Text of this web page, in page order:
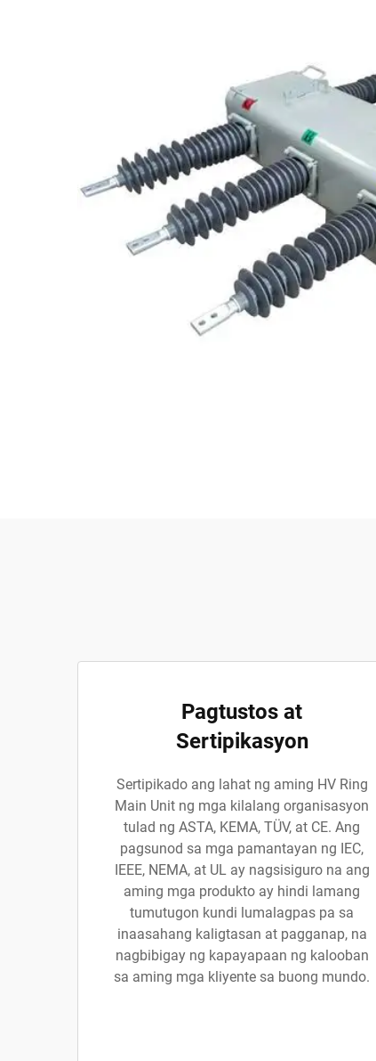
Pagtustos at
Sertipikasyon
Sertipikado ang lahat ng aming HV Ring
Main Unit ng mga kilalang organisasyon
tulad ng ASTA, KEMA, TÜV, at CE. Ang
pagsunod sa mga pamantayan ng IEC,
IEEE, NEMA, at UL ay nagsisiguro na ang
aming mga produkto ay hindi lamang
tumutugon kundi lumalagpas pa sa
inaasahang kaligtasan at pagganap, na
nagbibigay ng kapayapaan ng kalooban
sa aming mga kliyente sa buong mundo.